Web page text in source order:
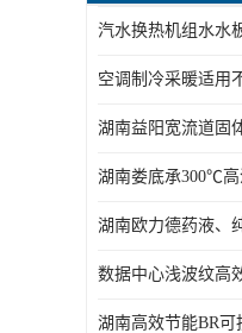
变频供水机组
汽水混合加热器
水处理设备